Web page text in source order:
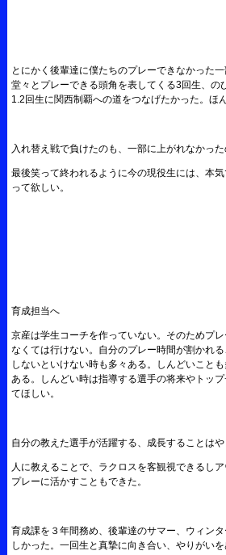
とにかく後輩達に僕たちのプレーできなかった一
堂々とプレーできる頭角を表してくる3回生、の
1.2回生に関西制覇への道をつなげたかった。ほ
入れ替え戦で負けたのも、一部に上がれなかった
最後笑って終われるように今の現役生には、本
って欲しい。
育成担当へ
京産は学生コーチを作っていない。そのためプ
なくては行けない。自分のプレー時間が割かれ
しないといけない時も多々ある。しんどいこと
ある。しんどい時は指導する選手の将来やトッ
てほしい。
自分の教えた選手が活躍する、成長することはや
人に教えることで、ラクロスを客観視できるし
プレーに活かすこともできた。
育成課を３年間務め、後輩達のサマー、ウィン
しかった。一回生と真摯に向き合い、やりがいを